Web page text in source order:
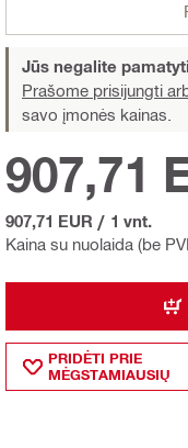
Jūs negalite
Prašome prisijungti
savo įmonės kainas.
Kaina su nuolaida (be
907,71
907,71 EUR / 1 vnt.
PRIDĖTI PRIE
MĖGSTAMIAUSIŲ